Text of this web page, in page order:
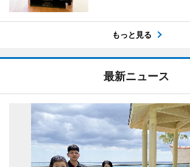
もっと見る
最新ニュース